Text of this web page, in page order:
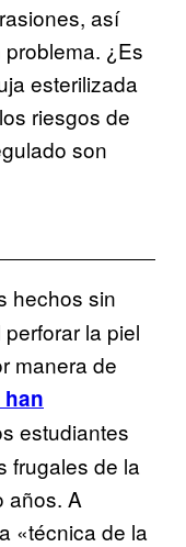
así
¿Es
esterilizada
riesgos de
son
hechos sin
la piel
manera de
han
estudiantes
frugales de la
años. A
«técnica de la